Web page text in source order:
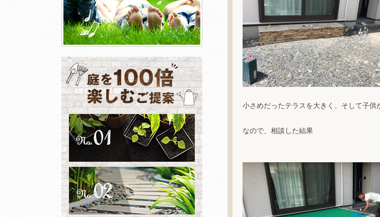
小さめだったテラスを大きく、そして子供
なので、相談した結果